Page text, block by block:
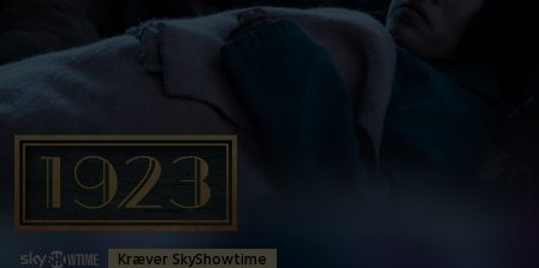
Kræver SkyShowtime